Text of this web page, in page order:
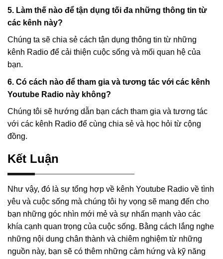
5. Làm thế nào để tận dụng tối đa những thông tin từ
các kênh này?
Chúng ta sẽ chia sẻ cách tận dụng thông tin từ những
kênh Radio để cải thiện cuộc sống và mối quan hệ của
bạn.
6. Có cách nào để tham gia và tương tác với các kênh
Youtube Radio này không?
Chúng tôi sẽ hướng dẫn bạn cách tham gia và tương tác
với các kênh Radio để cùng chia sẻ và học hỏi từ cộng
đồng.
Kết Luận
Như vậy, đó là sự tổng hợp về kênh Youtube Radio về tình
yêu và cuộc sống mà chúng tôi hy vọng sẽ mang đến cho
bạn những góc nhìn mới mẻ và sự nhấn mạnh vào các
khía cạnh quan trọng của cuộc sống. Bằng cách lắng nghe
những nội dung chân thành và chiêm nghiệm từ những
nguồn này, bạn sẽ có thêm những cảm hứng và kỹ năng